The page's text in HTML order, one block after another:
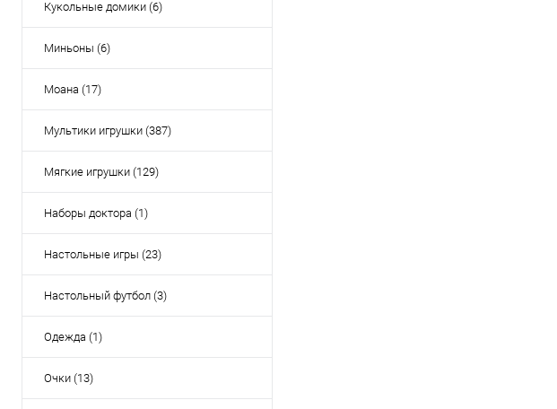
Кукольные домики (6)
Миньоны (6)
Моана (17)
Мультики игрушки (387)
Мягкие игрушки (129)
Наборы доктора (1)
Настольные игры (23)
Настольный футбол (3)
Одежда (1)
Очки (13)